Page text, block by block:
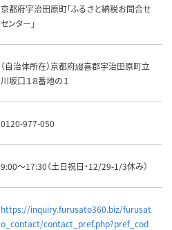
京都府宇治田原町「ふるさと納税お問合せ
センター」
（自治体所在）京都府綴喜郡宇治田原町立
川坂口１８番地の１
0120-977-050
9:00～17:30（土日祝日・12/29-1/3休み）
https://inquiry.furusato360.biz/furusat
o_contact/contact_pref.php?pref_cod